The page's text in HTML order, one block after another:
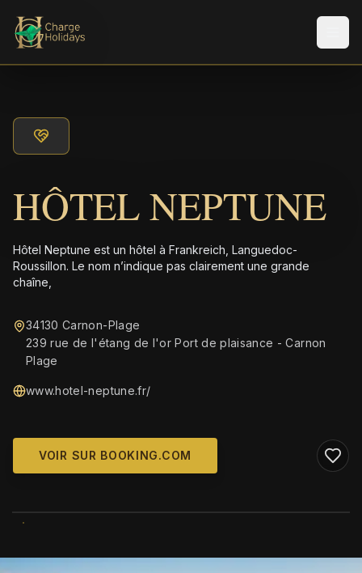
HÔTEL NEPTUNE
Hôtel Neptune est un hôtel à Frankreich, Languedoc-
Roussillon. Le nom n’indique pas clairement une grande
chaîne,
34130 Carnon-Plage
239 rue de l'étang de l'or Port de plaisance - Carnon
Plage
www.hotel-neptune.fr/
VOIR SUR BOOKING.COM